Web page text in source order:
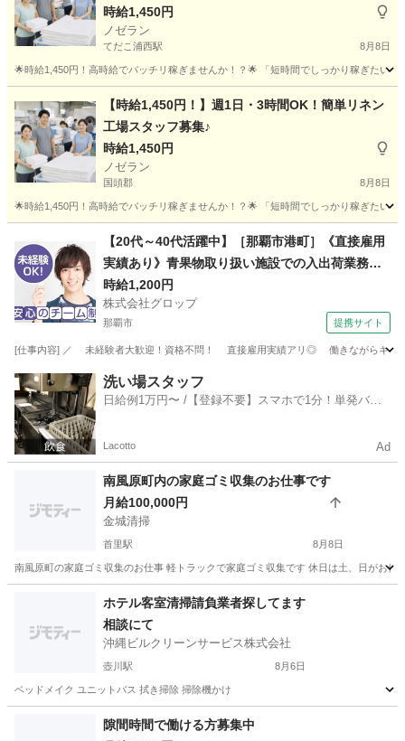
時給1,450円
ノゼラン
てだこ浦西駅 8月8日
🌟時給1,450円！高時給でバッチリ稼ぎませんか！？🌟 「短時間でしっかり稼ぎたい
てだこ浦西駅 工場 スタッフ
【時給1,450円！】週1日・3時間OK！簡単リネン
工場スタッフ募集♪
時給1,450円
ノゼラン
国頭郡 8月8日
🌟時給1,450円！高時給でバッチリ稼ぎませんか！？🌟 「短時間でしっかり稼ぎたい
工場 スタッフ
【20代～40代活躍中】［那覇市港町］《直接雇用
実績あり》青果物取り扱い施設での入出荷業務／
日勤／残業なし／無料駐車場完備
時給1,200円
株式会社グロップ
那覇市 提携サイト
[仕事内容] ／ 未経験者大歓迎！資格不問！ 直接雇用実績アリ◎ 働きながらキャリ
沖縄 那覇市 工場
洗い場スタッフ
日給例1万円〜 /【登録不要】スマホで1分！単発バイ
Lacotto Ad
南風原町内の家庭ゴミ収集のお仕事です
月給100,000円
金城清掃
首里駅 8月8日
南風原町の家庭ゴミ収集のお仕事 軽トラックで家庭ゴミ収集です 休日は土、日がお休
首里駅 その他 軽トラック
ホテル客室清掃請負業者探してます
相談にて
沖縄ビルクリーンサービス株式会社
壺川駅 8月6日
ベッドメイク ユニットバス 拭き掃除 掃除機かけ
壺川駅 清掃
隙間時間で働ける方募集中